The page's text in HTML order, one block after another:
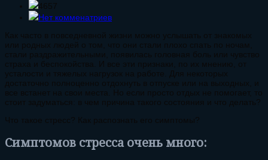
4657
Нет комменатриев
Как часто в повседневной жизни можно услышать от знакомых
или родных людей о том, что они стали плохо спать по ночам,
стали раздражительными, появилась головная боль или чувство
страха и беспокойства. И все эти признаки, по их мнению, от
усталости и тяжелых нагрузок на работе. Для некоторых
достаточно полноценно отдохнуть в отпуске или на выходных, и
все встанет на свои места. Но если просто отдых не помогает, то
стоит задуматься: в чем причина такого состояния и что делать?
Что такое стресс? Как распознать его симптомы?
Симптомов стресса очень много: